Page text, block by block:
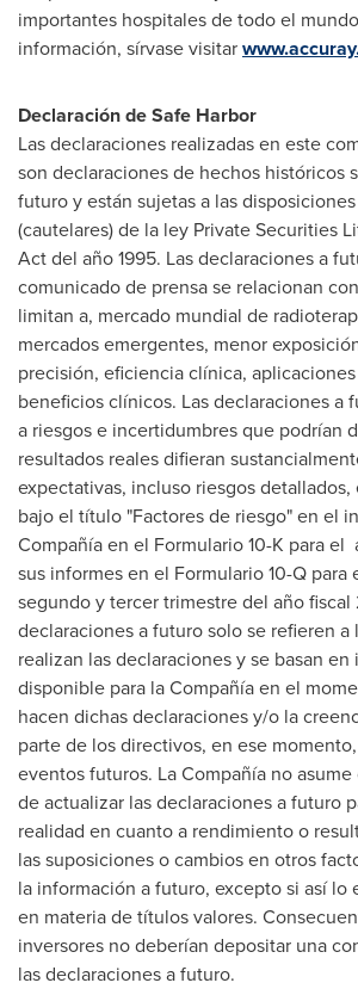
importantes hospitales de todo el
información, sírvase visitar
Declaración de Safe Harbor
Las declaraciones realizadas en este
son declaraciones de hechos históricos
futuro y están sujetas a las
(cautelares) de la ley Private Securities
Act del año 1995. Las declaraciones a
comunicado de prensa se relacionan
limitan a, mercado mundial de
mercados emergentes, menor
precisión, eficiencia clínica,
beneficios clínicos. Las declaraciones a
a riesgos e incertidumbres que podrían
resultados reales difieran
expectativas, incluso riesgos
bajo el título "Factores de riesgo" en el
Compañía en el Formulario 10-K para el
sus informes en el Formulario 10-Q para
segundo y tercer trimestre del año fiscal
declaraciones a futuro solo se refieren a
realizan las declaraciones y se basan
disponible para la Compañía en el
hacen dichas declaraciones y/o la
parte de los directivos, en ese
eventos futuros. La Compañía no
de actualizar las declaraciones a futuro
realidad en cuanto a rendimiento o
las suposiciones o cambios en otros
la información a futuro, excepto si así lo
en materia de títulos valores.
inversores no deberían depositar una
las declaraciones a futuro.